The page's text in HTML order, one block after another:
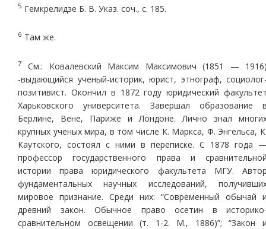
5 Гемкрелидзе Б. В. Указ. соч., с. 185.
6 Там же.
7
См.: Ковалевский Максим Максимович (1851 —
-выдающийся ученый-историк, юрист, этнограф,
позитивист. Окончил в 1872 году юридический
Харьковского университета. Завершал образование
Берлине, Вене, Париже и Лондоне. Лично знал
крупных ученых мира, в том числе К. Маркса, Ф. Энгельса,
Каутского, состоял с ними в переписке. С 1878 года
профессор государственного права и
истории права юридического факультета МГУ.
фундаментальных научных исследований,
мировое признание. Среди них: “Современный обычай
древний закон. Обычное право осетин в
сравнительном освещении (т. 1-2. М., 1886)”; “Закон